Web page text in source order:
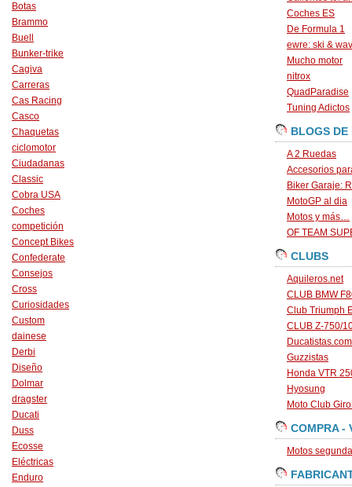
Botas
Brammo
Buell
Bunker-trike
Cagiva
Carreras
Cas Racing
Casco
Chaquetas
ciclomotor
Ciudadanas
Classic
Cobra USA
Coches
competición
Concept Bikes
Confederate
Consejos
Cross
Curiosidades
Custom
dainese
Derbi
Diseño
Dolmar
dragster
Ducati
Duss
Ecosse
Eléctricas
Enduro
Coches ES
De Formula 1
ewre: ski &
Mucho motor
nitrox
QuadParadise
Tuning Adictos
BLOGS DE
A 2 Ruedas
Accesorios
Biker Garaje:
MotoGP al dia
Motos y más…
OF TEAM
CLUBS
Aquileros.net
CLUB BMW
Club Triumph
CLUB Z-750/
Ducatistas.com
Guzzistas
Honda VTR
Hyosung
Moto Club
COMPRA -
Motos